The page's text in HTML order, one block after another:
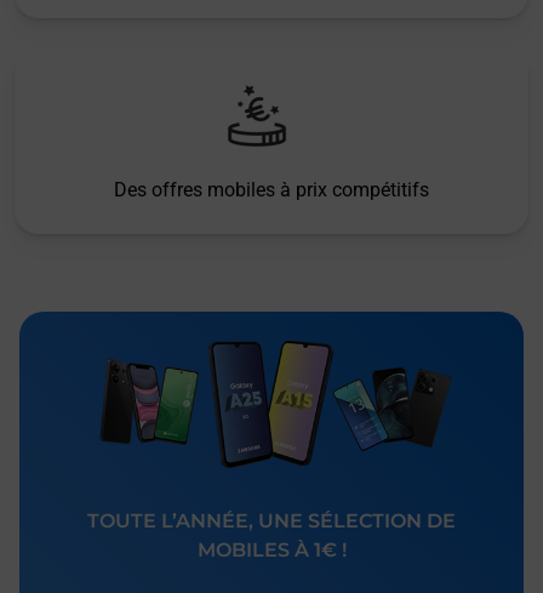
Des offres mobiles à prix compétitifs
TOUTE L’ANNÉE, UNE SÉLECTION DE
MOBILES À 1€ !